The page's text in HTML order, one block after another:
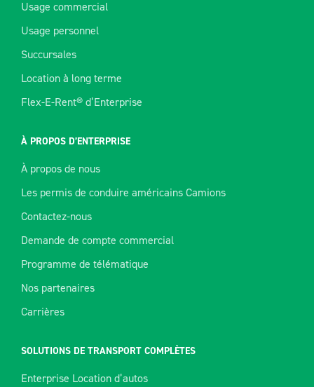
Usage commercial
Usage personnel
Succursales
Location à long terme
Flex-E-Rent® d’Enterprise
À PROPOS D’ENTERPRISE
À propos de nous
Les permis de conduire américains Camions
Contactez-nous
Demande de compte commercial
Programme de télématique
Nos partenaires
Carrières
SOLUTIONS DE TRANSPORT COMPLÈTES
Enterprise Location d’autos